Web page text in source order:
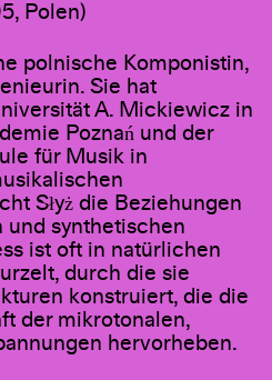
Polen)
polnische Komponistin,
Sie hat
A. Mickiewicz in
Poznań und der
für Musik in
Słyż die Beziehungen
synthetischen
ist oft in natürlichen
durch die sie
konstruiert, die die
der mikrotonalen,
hervorheben.